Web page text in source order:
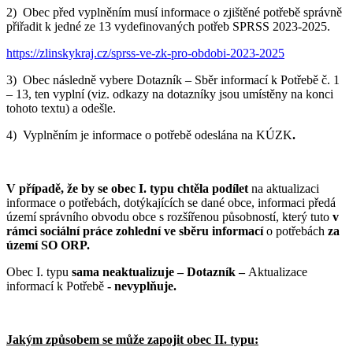
2) Obec před vyplněním musí informace o zjištěné potřebě správně
přiřadit k jedné ze 13 vydefinovaných potřeb SPRSS 2023-2025.
https://zlinskykraj.cz/sprss-ve-zk-pro-obdobi-2023-2025
3) Obec následně vybere Dotazník – Sběr informací k Potřebě č. 1
– 13, ten vyplní (viz. odkazy na dotazníky jsou umístěny na konci
tohoto textu) a odešle.
4) Vyplněním je informace o potřebě odeslána na KÚZK.
V případě, že by se obec I. typu chtěla podílet na aktualizaci
informace o potřebách, dotýkajících se dané obce, informaci předá
území správního obvodu obce s rozšířenou působností, který tuto v
rámci sociální práce zohlední ve sběru informacío potřebách za
území SO ORP.
Obec I. typu sama neaktualizuje – Dotazník – Aktualizace
informací k Potřebě - nevyplňuje.
Jakým způsobem se může zapojit obec II. typu: